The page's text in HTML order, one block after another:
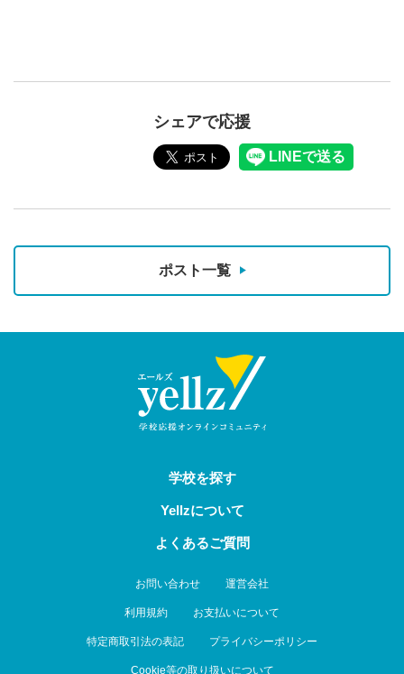
シェアで応援
ポスト一覧
学校を探す
Yellzについて
よくあるご質問
お問い合わせ 運営会社
利用規約 お支払いについて
特定商取引法の表記 プライバシーポリシー
Cookie等の取り扱いについて